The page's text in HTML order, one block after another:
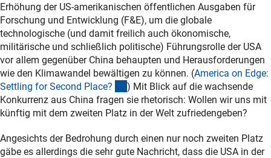
Erhöhung der US-amerikanischen öffentlichen Ausgaben für
Forschung und Entwicklung (F&E), um die globale
technologische (und damit freilich auch ökonomische,
militärische und schließlich politische) Führungsrolle der USA
vor allem gegenüber China behaupten und Herausforderungen
wie den Klimawandel bewältigen zu können. (America on Edge:
Settling for Second Place? (externer Link)
) Mit Blick auf die wachsende
Konkurrenz aus China fragen sie rhetorisch: Wollen wir uns mit
künftig mit dem zweiten Platz in der Welt zufriedengeben?
Angesichts der Bedrohung durch einen nur noch zweiten Platz
gäbe es allerdings die sehr gute Nachricht, dass die USA in der